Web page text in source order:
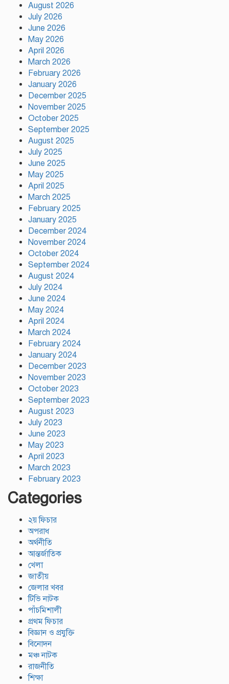
শিক্ষার্থী নিহত
August 2026
July 2026
June 2026
May 2026
April 2026
March 2026
February 2026
January 2026
December 2025
November 2025
October 2025
September 2025
August 2025
July 2025
June 2025
May 2025
April 2025
March 2025
February 2025
January 2025
December 2024
November 2024
October 2024
September 2024
August 2024
July 2024
June 2024
May 2024
April 2024
March 2024
February 2024
January 2024
December 2023
November 2023
October 2023
September 2023
August 2023
July 2023
June 2023
May 2023
April 2023
March 2023
February 2023
Categories
২য় ফিচার
অপরাধ
অর্থনীতি
আন্তর্জাতিক
খেলা
জাতীয়
জেলার খবর
টিভি নাটক
পাঁচমিশালী
প্রথম ফিচার
বিজ্ঞান ও প্রযুক্তি
বিনোদন
মঞ্চ নাটক
রাজনীতি
শিক্ষা